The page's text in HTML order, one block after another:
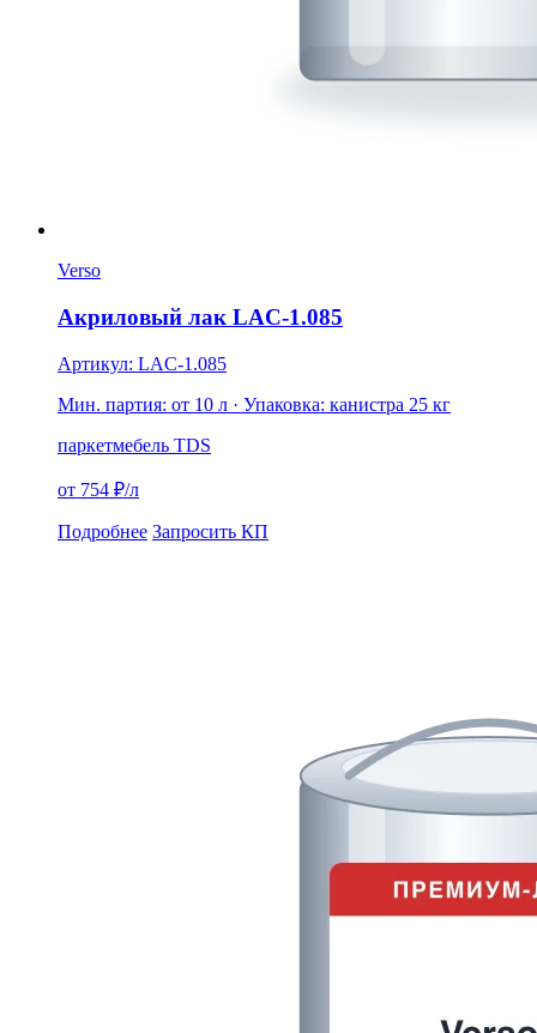
Verso
Акриловый лак LAC-1.085
Артикул: LAC-1.085
Мин. партия: от 10 л · Упаковка: канистра 25 кг
паркетмебель TDS
от 754 ₽/л
Подробнее Запросить КП